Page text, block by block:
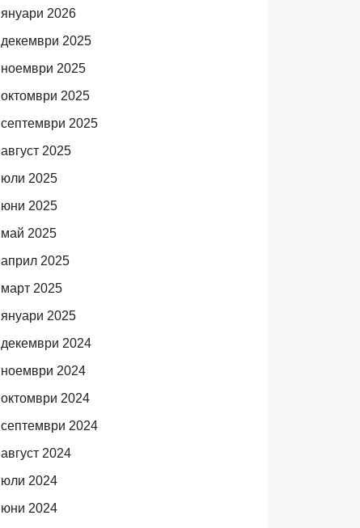
януари 2026
декември 2025
ноември 2025
октомври 2025
септември 2025
август 2025
юли 2025
юни 2025
май 2025
април 2025
март 2025
януари 2025
декември 2024
ноември 2024
октомври 2024
септември 2024
август 2024
юли 2024
юни 2024